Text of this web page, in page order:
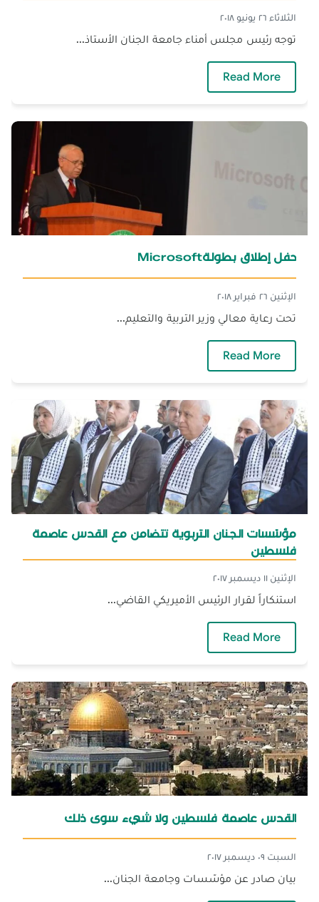
الثلاثاء ٢٦ يونيو ٢٠١٨
توجه رئيس مجلس أمناء جامعة الجنان الأستاذ...
Read More
حفل إطلاق بطولةMicrosoft
الإثنين ٢٦ فبراير ٢٠١٨
تحت رعاية معالي وزير التربية والتعليم...
Read More
مؤسّسات الجنان التربوية تتضامن مع القدس عاصمة
فلسطين
الإثنين ١١ ديسمبر ٢٠١٧
استنكاراً لقرار الرئيس الأميريكي القاضي...
Read More
القدس عاصمة فلسطين ولا شيء سوى ذلك
السبت ٠٩ ديسمبر ٢٠١٧
بيان صادر عن مؤسّسات وجامعة الجنان...